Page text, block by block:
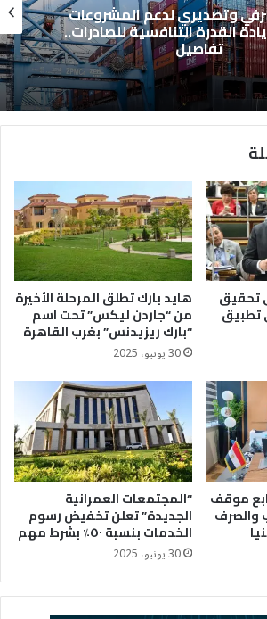
وتصديري لدعم المشروعات
القدرة التنافسية للصادرات..
تفاصيل
تحقيق
تطبيق
هايد بارك تطلق المرحلة الأخيرة
من “جاردن ليكس” تحت اسم
“بارك ريزيدنس” بغرب القاهرة
30 يونيو، 2025
موقف
والصرف
“المجتمعات العمرانية
الجديدة” تعلن تخفيض رسوم
الخدمات بنسبة ٥٠٪؜ بشرط مهم
30 يونيو، 2025